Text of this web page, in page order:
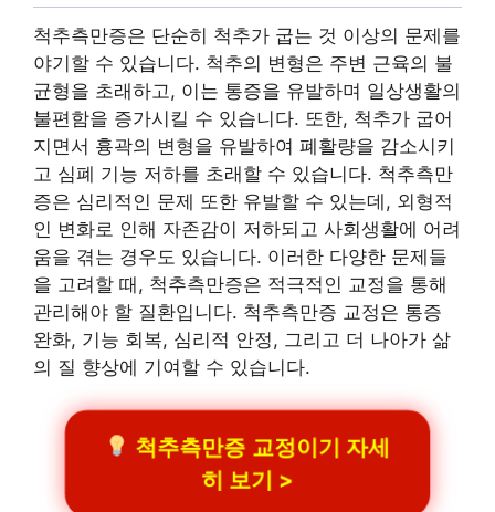
척추측만증은 단순히 척추가 굽는 것 이상의 문제를
야기할 수 있습니다. 척추의 변형은 주변 근육의 불
균형을 초래하고, 이는 통증을 유발하며 일상생활의
불편함을 증가시킬 수 있습니다. 또한, 척추가 굽어
지면서 흉곽의 변형을 유발하여 폐활량을 감소시키
고 심폐 기능 저하를 초래할 수 있습니다. 척추측만
증은 심리적인 문제 또한 유발할 수 있는데, 외형적
인 변화로 인해 자존감이 저하되고 사회생활에 어려
움을 겪는 경우도 있습니다. 이러한 다양한 문제들
을 고려할 때, 척추측만증은 적극적인 교정을 통해
관리해야 할 질환입니다. 척추측만증 교정은 통증
완화, 기능 회복, 심리적 안정, 그리고 더 나아가 삶
의 질 향상에 기여할 수 있습니다.
척추측만증 교정이기 자세
히 보기 >